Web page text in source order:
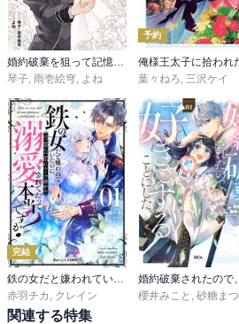
婚約破棄を狙って記憶喪失のフリをしたら、素っ気ない態度だった婚約者が「記憶を失う前の君は、俺にベタ惚れだった」という、とんでもない嘘をつき始めた（コミック）
琴子, 雨壱絵穹, よね
予約
葉々ねろ, 三沢ケイ
完結
赤羽チカ
クレイン
櫻井みこと
砂糖まつ
関連する特集